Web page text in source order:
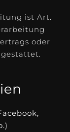
ist Art.
oder